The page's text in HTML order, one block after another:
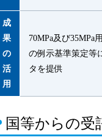
成
果
の
活
用
70MPa及び35MPa
の例示基準策定等
タを提供
国等からの受